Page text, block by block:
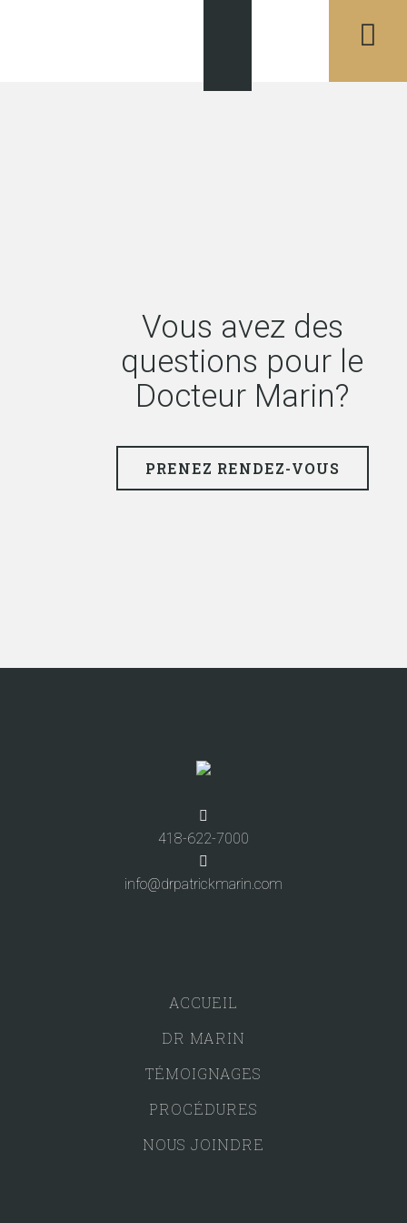
Vous avez des
questions pour le
Docteur Marin?
PRENEZ RENDEZ-VOUS
418-622-7000
info@drpatrickmarin.com
ACCUEIL
DR MARIN
TÉMOIGNAGES
PROCÉDURES
NOUS JOINDRE